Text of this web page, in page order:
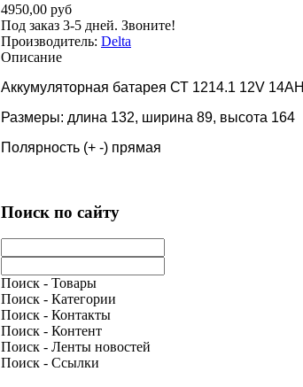
4950,00 руб
Под заказ 3-5 дней. Звоните!
Производитель: Delta
Описание
Аккумуляторная батарея СТ 1214.1 12V 14AH
Размеры: длина 132, ширина 89, высота 164
Полярность (+ -) прямая
Поиск по сайту
Поиск - Товары
Поиск - Категории
Поиск - Контакты
Поиск - Контент
Поиск - Ленты новостей
Поиск - Ссылки